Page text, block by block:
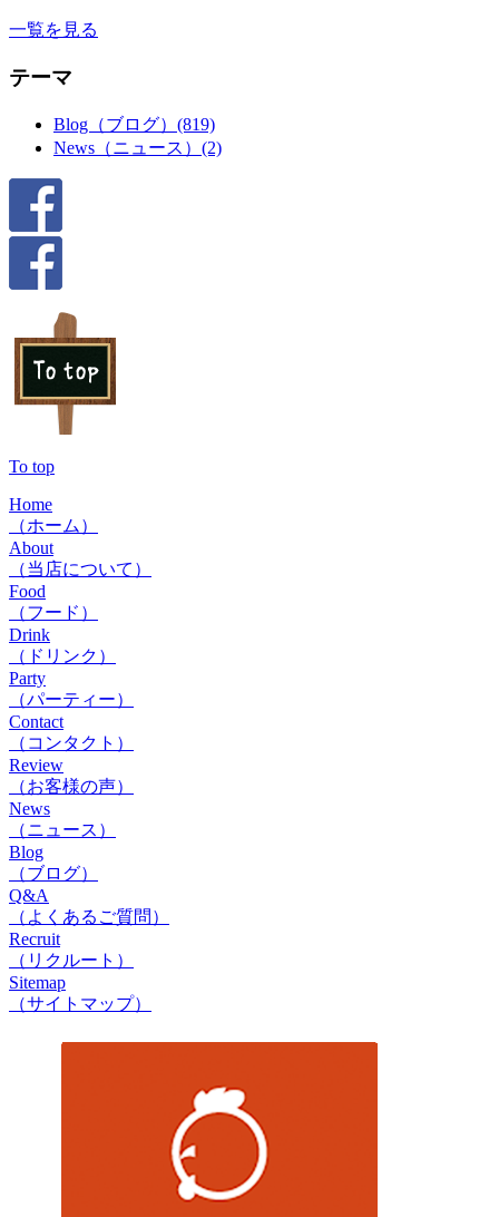
一覧を見る
テーマ
Blog（ブログ）(819)
News（ニュース）(2)
To top
Home
（ホーム）
About
（当店について）
Food
（フード）
Drink
（ドリンク）
Party
（パーティー）
Contact
（コンタクト）
Review
（お客様の声）
News
（ニュース）
Blog
（ブログ）
Q&A
（よくあるご質問）
Recruit
（リクルート）
Sitemap
（サイトマップ）